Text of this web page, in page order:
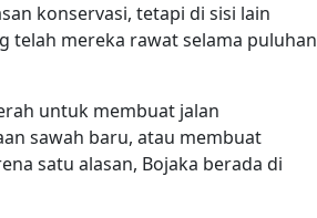
konservasi, tetapi di sisi lain
telah mereka rawat selama puluhan
untuk membuat jalan
sawah baru, atau membuat
satu alasan, Bojaka berada di